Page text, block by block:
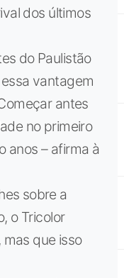
dos últimos
do Paulistão
vantagem
antes
no primeiro
anos – afirma à
sobre a
o Tricolor
que isso